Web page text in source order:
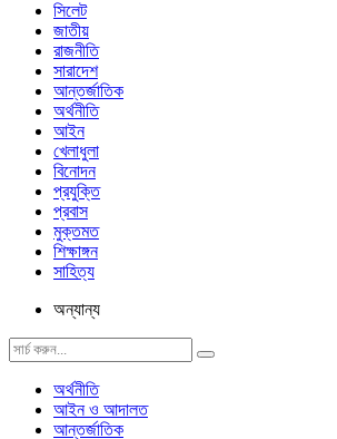
সিলেট
জাতীয়
রাজনীতি
সারাদেশ
আন্তর্জাতিক
অর্থনীতি
আইন
খেলাধুলা
বিনোদন
প্রযুক্তি
প্রবাস
মুক্তমত
শিক্ষাঙ্গন
সাহিত্য
অন্যান্য
অর্থনীতি
আইন ও আদালত
আন্তর্জাতিক